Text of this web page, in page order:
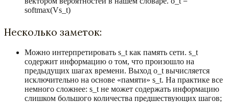
softmax(Vs_t)
Несколько заметок:
Можно интерпретировать s_t как память сети. s_t
содержит информацию о том, что произошло на
предыдущих шагах времени. Выход o_t вычисляется
исключительно на основе «памяти» s_t. На практике все
немного сложнее: s_t не может содержать информацию
слишком большого количества предшествующих шагов;